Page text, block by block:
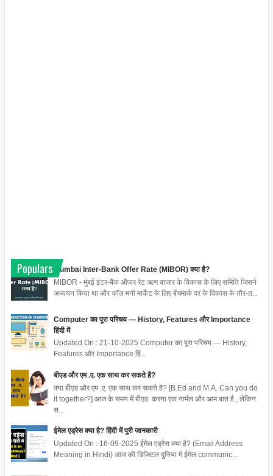
Populars
Mumbai Inter-Bank Offer Rate (MIBOR) क्या है?
MIBOR - मुंबई इंटर-बैंक ऑफर रेट ऋण बाजार के विकास के लिए समिति जिसने
अध्ययन किया था और कॉल मनी मार्केट के लिए बेंचमार्क दर के विकास के तौर-त...
Computer का पूरा परिचय — History, Features और Importance
हिंदी में
Updated On : 21-10-2025 Computer का पूरा परिचय — History,
Features और Importance हिं...
बीएड और एम .ए. एक साथ कर सकते है?
क्या बीएड और एम .ए. एक साथ कर सकते है? [B.Ed and M.A. Can you do
it together?] आज के समय में बीएड करना एक नार्मल और आम बात है , लेकिन
स...
ईमेल एड्रेस क्या है? हिंदी में पूरी जानकारी
Updated On : 16-09-2025 ईमेल एड्रेस क्या है? (Email Address
Meaning in Hindi) आज की डिजिटल दुनिया में ईमेल communic...